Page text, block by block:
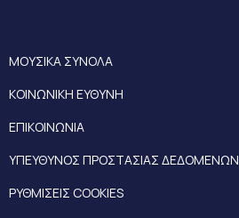
ΜΟΥΣΙΚΑ ΣΥΝΟΛΑ
ΚΟΙΝΩΝΙΚΗ ΕΥΘΥΝΗ
ΕΠΙΚΟΙΝΩΝΙΑ
ΥΠΕΥΘΥΝΟΣ ΠΡΟΣΤΑΣΙΑΣ ΔΕΔΟΜΕΝΩΝ
ΡΥΘΜΙΣΕΙΣ COOKIES